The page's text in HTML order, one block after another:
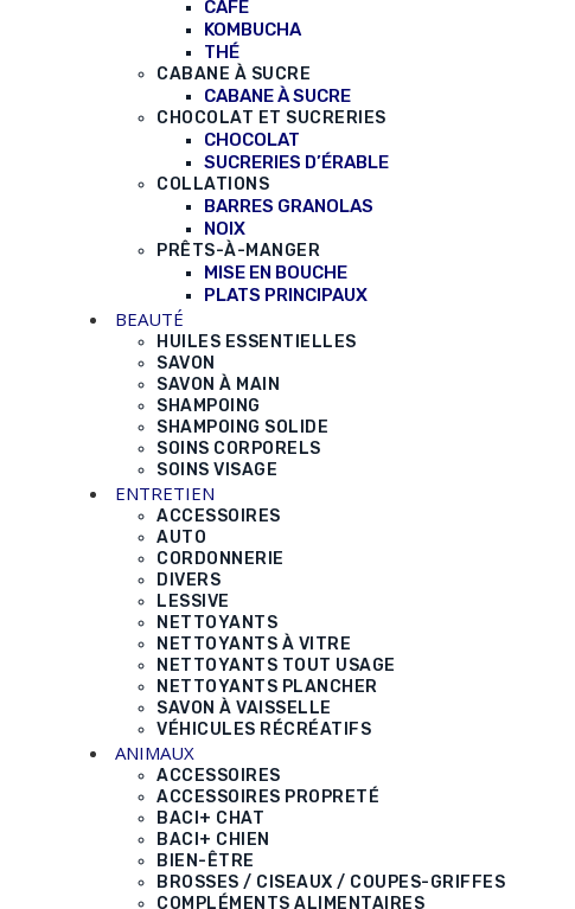
CAFÉ
KOMBUCHA
THÉ
CABANE À SUCRE
CABANE À SUCRE
CHOCOLAT ET SUCRERIES
CHOCOLAT
SUCRERIES D’ÉRABLE
COLLATIONS
BARRES GRANOLAS
NOIX
PRÊTS-À-MANGER
MISE EN BOUCHE
PLATS PRINCIPAUX
BEAUTÉ
HUILES ESSENTIELLES
SAVON
SAVON À MAIN
SHAMPOING
SHAMPOING SOLIDE
SOINS CORPORELS
SOINS VISAGE
ENTRETIEN
ACCESSOIRES
AUTO
CORDONNERIE
DIVERS
LESSIVE
NETTOYANTS
NETTOYANTS À VITRE
NETTOYANTS TOUT USAGE
NETTOYANTS PLANCHER
SAVON À VAISSELLE
VÉHICULES RÉCRÉATIFS
ANIMAUX
ACCESSOIRES
ACCESSOIRES PROPRETÉ
BACI+ CHAT
BACI+ CHIEN
BIEN-ÊTRE
BROSSES / CISEAUX / COUPES-GRIFFES
COMPLÉMENTS ALIMENTAIRES